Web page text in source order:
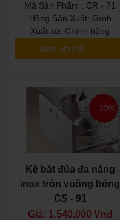
Mã Sản Phẩm : CR - 71
Hãng Sản Xuất: Grob
Xuất xứ: Chính hãng
Xem chi tiết
- 30%
Kệ bát đũa đa năng
inox tròn vuông bóng
CS - 91
Giá: 1.540.000 Vnđ